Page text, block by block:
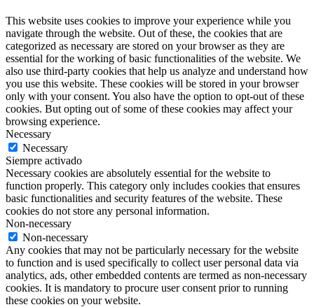
This website uses cookies to improve your experience while you
navigate through the website. Out of these, the cookies that are
categorized as necessary are stored on your browser as they are
essential for the working of basic functionalities of the website. We
also use third-party cookies that help us analyze and understand how
you use this website. These cookies will be stored in your browser
only with your consent. You also have the option to opt-out of these
cookies. But opting out of some of these cookies may affect your
browsing experience.
Necessary
Necessary
Siempre activado
Necessary cookies are absolutely essential for the website to
function properly. This category only includes cookies that ensures
basic functionalities and security features of the website. These
cookies do not store any personal information.
Non-necessary
Non-necessary
Any cookies that may not be particularly necessary for the website
to function and is used specifically to collect user personal data via
analytics, ads, other embedded contents are termed as non-necessary
cookies. It is mandatory to procure user consent prior to running
these cookies on your website.